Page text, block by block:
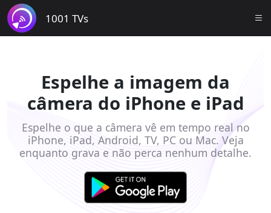
1001 TVs
Espelhe a imagem da
câmera do iPhone e iPad
Espelhe o que a câmera vê em tempo real no
iPhone, iPad, Android, TV, PC ou Mac. Veja
enquanto grava e não perca nenhum detalhe.